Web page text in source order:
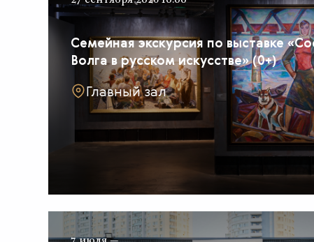
Семейная экскурсия по выставке
Волга в русском искусстве» (0+)
Главный зал